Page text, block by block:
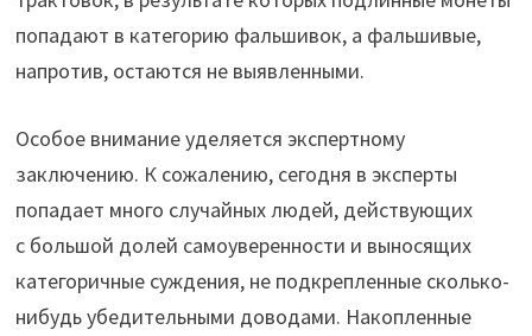
попадают в категорию фальшивок, а фальшивые,
напротив, остаются не выявленными.
Особое внимание уделяется экспертному
заключению. К сожалению, сегодня в эксперты
попадает много случайных людей, действующих
с большой долей самоуверенности и выносящих
категоричные суждения, не подкрепленные сколько-
нибудь убедительными доводами. Накопленные